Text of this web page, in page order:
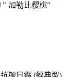
" 加勒比櫻桃"
皺日霜 (經典型)